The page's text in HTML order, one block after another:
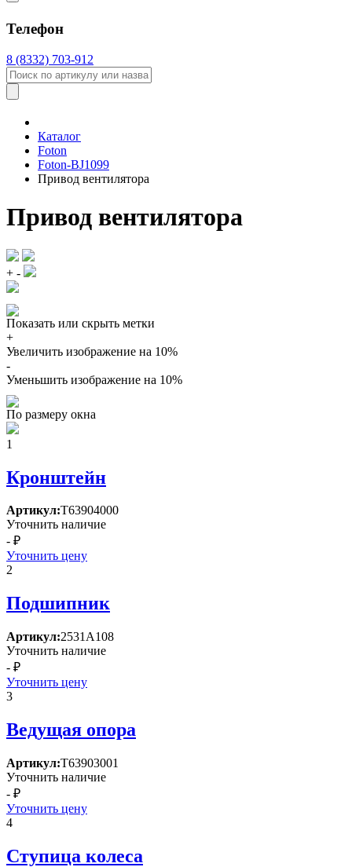
Телефон
8 (8332) 703-912
Каталог
Foton
Foton-BJ1099
Привод вентилятора
Привод вентилятора
+ -
Показать или скрыть метки
+
Увеличить изображение на 10%
-
Уменьшить изображение на 10%
По размеру окна
1
Кронштейн
Артикул:Т63904000
Уточнить наличие
- ₽
Уточнить цену
2
Подшипник
Артикул:2531А108
Уточнить наличие
- ₽
Уточнить цену
3
Ведущая опора
Артикул:Т63903001
Уточнить наличие
- ₽
Уточнить цену
4
Ступица колеса